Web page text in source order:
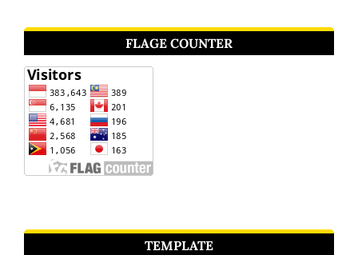
FLAGE COUNTER
TEMPLATE